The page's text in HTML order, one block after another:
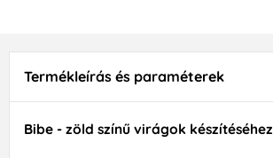
Termékleírás és paraméterek
Bibe - zöld színű virágok készítéséhez